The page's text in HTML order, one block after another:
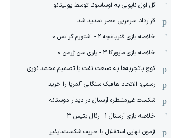
گل اول ناپولی به اوساسونا توسط پولیتانو
قرارداد سرمربی مصر تمدید شد
خلاصه بازی فنرباغچه 2 - اشتورم گراتس 0
خلاصه بازی مایورکا 3 - پاری سن ژرمن 0
کوچ باتجربه‌ها به صنعت نفت با تصمیم محمد نوری
رسمی: الاتحاد هافبک سنگالی آلمریا را خرید
شکست غیرمنتظره آرسنال در دیدار دوستانه
خلاصه بازی آرسنال 1 - رئال بتیس 3
آزمون نهایی استقلال با حریف شکست‌ناپذیر